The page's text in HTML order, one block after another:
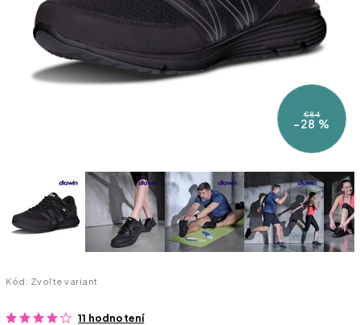
€84
–28 %
Kód: Zvoľte variant
11 hodnotení